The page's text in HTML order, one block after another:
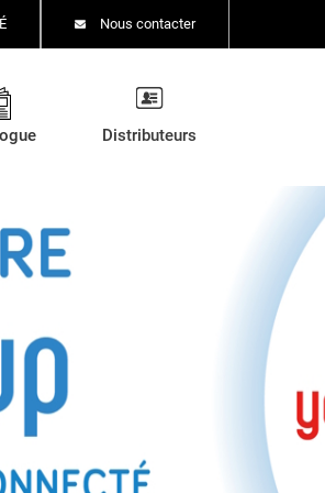
Nous contacter
Distributeurs